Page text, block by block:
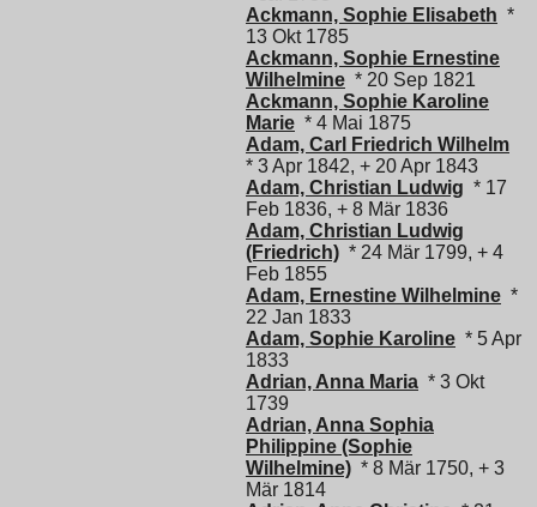
Ackmann, Sophie Elisabeth *
13 Okt 1785
Ackmann, Sophie Ernestine
Wilhelmine * 20 Sep 1821
Ackmann, Sophie Karoline
Marie * 4 Mai 1875
Adam, Carl Friedrich Wilhelm
* 3 Apr 1842, + 20 Apr 1843
Adam, Christian Ludwig * 17
Feb 1836, + 8 Mär 1836
Adam, Christian Ludwig
(Friedrich) * 24 Mär 1799, + 4
Feb 1855
Adam, Ernestine Wilhelmine *
22 Jan 1833
Adam, Sophie Karoline * 5 Apr
1833
Adrian, Anna Maria * 3 Okt
1739
Adrian, Anna Sophia
Philippine (Sophie
Wilhelmine) * 8 Mär 1750, + 3
Mär 1814